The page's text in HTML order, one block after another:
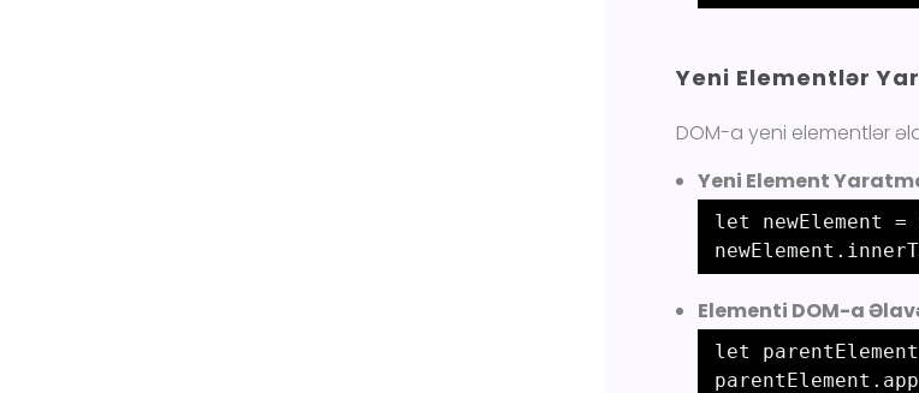
Yeni Elementlər
DOM-a yeni elementlər
Yeni Element
let newElement
Elementi DOM-a
let